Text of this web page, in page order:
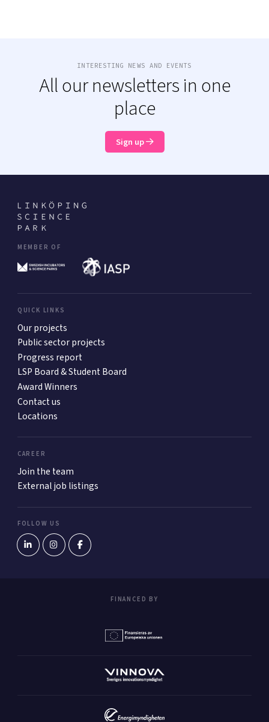
INTERESTING NEWS AND EVENTS
All our newsletters in one
place
Sign up
MEMBER OF
QUICK LINKS
Our projects
Public sector projects
Progress report
LSP Board & Student Board
Award Winners
Contact us
Locations
CAREER
Join the team
External job listings
FOLLOW US
FINANCED BY